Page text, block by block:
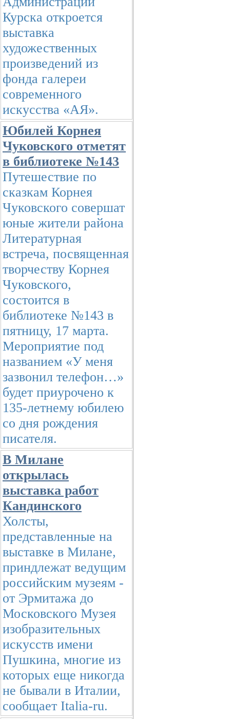
Курска откроется
выставка
художественных
произведений из
фонда галереи
современного
искусства «АЯ».
Юбилей Корнея
Чуковского отметят
в библиотеке №143
Путешествие по
сказкам Корнея
Чуковского совершат
юные жители района
Литературная
встреча, посвященная
творчеству Корнея
Чуковского,
состоится в
библиотеке №143 в
пятницу, 17 марта.
Мероприятие под
названием «У меня
зазвонил телефон…»
будет приурочено к
135-летнему юбилею
со дня рождения
писателя.
В Милане
открылась
выставка работ
Кандинского
Холсты,
представленные на
выставке в Милане,
приндлежат ведущим
российским музеям -
от Эрмитажа до
Московского Музея
изобразительных
искусств имени
Пушкина, многие из
которых еще никогда
не бывали в Италии,
сообщает Italia-ru.